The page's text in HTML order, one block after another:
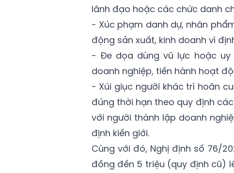
lãnh đạo hoặc các chức danh
- Xúc phạm danh dự, nhân
động sản xuất, kinh doanh vì
- Đe dọa dùng vũ lực hoặc
doanh nghiệp, tiến hành hoạt
- Xúi giục người khác trì hoãn
đúng thời hạn theo quy định
với người thành lập doanh
định kiến giới.
Cùng với đó, Nghị định số 76/
đồng đến 5 triệu (quy định cũ)